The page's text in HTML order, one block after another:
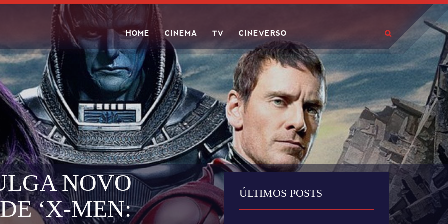
HOME CINEMA TV CINEVERSO
Search
NOVO
‘X-MEN:
ÚLTIMOS POSTS